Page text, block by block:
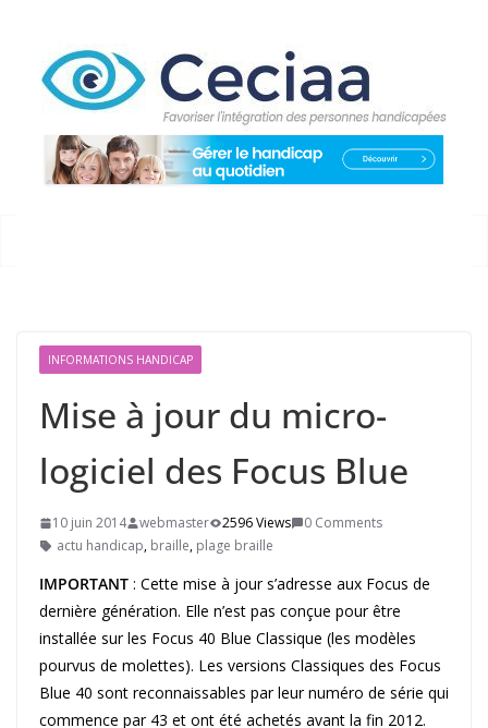
contenu
INFORMATIONS HANDICAP
Mise à jour du micro-
logiciel des Focus Blue
10 juin 2014 webmaster 2596 Views
0 Comments
actu handicap, braille, plage braille
IMPORTANT : Cette mise à jour s’adresse aux Focus de
dernière génération. Elle n’est pas conçue pour être
installée sur les Focus 40 Blue Classique (les modèles
pourvus de molettes). Les versions Classiques des Focus
Blue 40 sont reconnaissables par leur numéro de série qui
commence par 43 et ont été achetés avant la fin 2012.